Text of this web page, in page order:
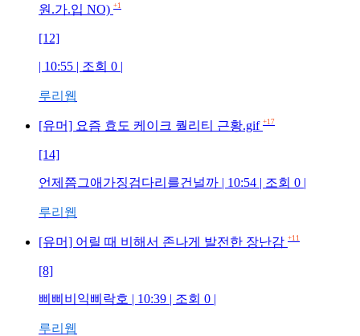
원.가.입 NO) +1
[12]
| 10:55 | 조회 0 |
루리웹
[유머] 요즘 효도 케이크 퀄리티 근황.gif +17
[14]
언제쯤그애가징검다리를건널까 | 10:54 | 조회 0 |
루리웹
[유머] 어릴 때 비해서 존나게 발전한 장난감 +11
[8]
삐삐비익삐락호 | 10:39 | 조회 0 |
루리웹